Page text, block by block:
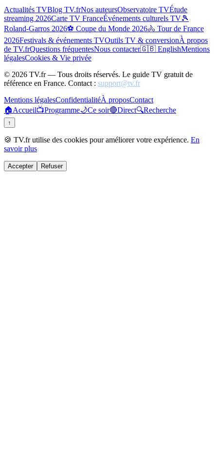
Actualités TVBlog TV.frNos auteursObservatoire TVÉtude
streaming 2026Carte TV FranceÉvénements culturels TV🎾
Roland-Garros 2026⚽ Coupe du Monde 2026🚴 Tour de France
2026Festivals & événements TVOutils TV & conversionÀ propos
de TV.frQuestions fréquentesNous contacter🇬🇧 EnglishMentions
légalesCookies & Vie privée
© 2026 TV.fr — Tous droits réservés. Le guide TV gratuit de
référence en France. Contact : support@tv.fr
Mentions légalesConfidentialitéÀ proposContact
🏠Accueil📺Programme🌙Ce soir🔴Direct🔍Recherche
↑
🍪 TV.fr utilise des cookies pour améliorer votre expérience. En
savoir plus
Accepter Refuser